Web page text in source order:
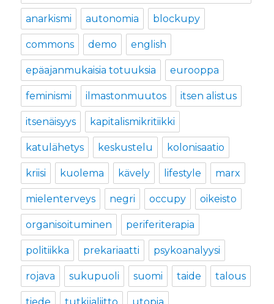
anarkismi autonomia blockupy
commons demo english
epäajanmukaisia totuuksia eurooppa
feminismi ilmastonmuutos itsen alistus
itsenäisyys kapitalismikritiikki
katulähetys keskustelu kolonisaatio
kriisi kuolema kävely lifestyle marx
mielenterveys negri occupy oikeisto
organisoituminen periferiterapia
politiikka prekariaatti psykoanalyysi
rojava sukupuoli suomi taide talous